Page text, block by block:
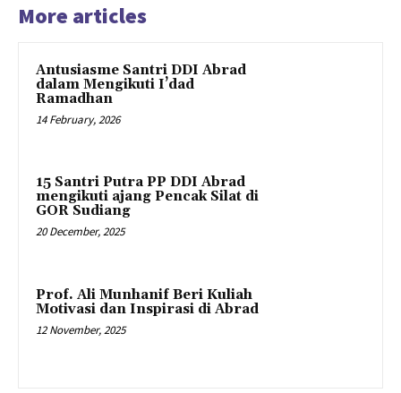
More articles
Antusiasme Santri DDI Abrad
dalam Mengikuti I’dad
Ramadhan
14 February, 2026
15 Santri Putra PP DDI Abrad
mengikuti ajang Pencak Silat di
GOR Sudiang
20 December, 2025
Prof. Ali Munhanif Beri Kuliah
Motivasi dan Inspirasi di Abrad
12 November, 2025